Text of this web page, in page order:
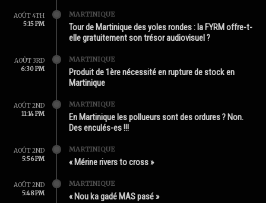
AOÛT 4TH
5:15 PM
MARTINIQUE
Tour de Martinique des yoles rondes : la FYRM offre-t-
elle gratuitement son trésor audiovisuel ?
AOÛT 3RD
6:30 PM
MARTINIQUE
Produit de 1ère nécessité en rupture de stock en
Martinique
AOÛT 2ND
11:14 PM
MARTINIQUE
En Martinique les pollueurs sont des ordures ? Non.
Des enculés-es !!!
AOÛT 2ND
5:56 PM
MARTINIQUE
« Mérine rivers to cross »
AOÛT 2ND
5:48 PM
MARTINIQUE
« Nou ka gadé MAS pasé »